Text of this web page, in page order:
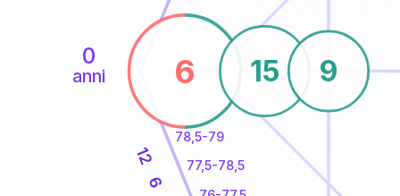
0
anni
77,5-78,5
78,5-79
6
12
6 15 9